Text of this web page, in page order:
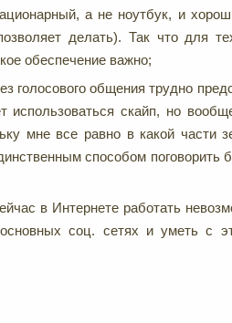
а не ноутбук, и
делать). Так что для
обеспечение важно;
голосового общения трудно
использоваться скайп, но
мне все равно в какой части
способом поговорить
в Интернете работать
соц. сетях и уметь с